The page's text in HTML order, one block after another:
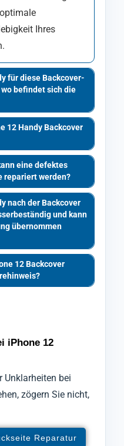
Ihres
für diese Backcover-
befindet sich die
12 Handy Backcover
eine defektes
repariert werden?
nach der Backcover
und kann
übernommen
12 Backcover
iPhone 12
Unklarheiten bei
zögern Sie nicht,
Reparatur